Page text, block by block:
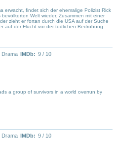
erwacht, findet sich der ehemalige Polizist Rick
Welt wieder. Zusammen mit einer
zieht er fortan durch die USA auf der Suche
auf der Flucht vor der tödlichen Bedrohung
Drama IMDb: 9 / 10
a group of survivors in a world overrun by
Drama IMDb: 9 / 10